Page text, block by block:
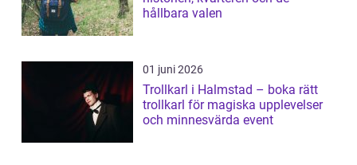
hållbara valen
01 juni 2026
Trollkarl i Halmstad – boka rätt
trollkarl för magiska upplevelser
och minnesvärda event